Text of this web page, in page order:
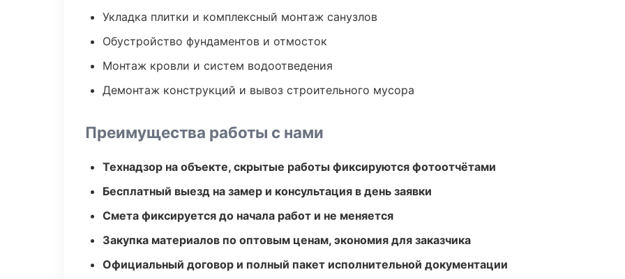
Укладка плитки и комплексный монтаж санузлов
Обустройство фундаментов и отмосток
Монтаж кровли и систем водоотведения
Демонтаж конструкций и вывоз строительного мусора
Преимущества работы с нами
Технадзор на объекте, скрытые работы фиксируются фотоотчётами
Бесплатный выезд на замер и консультация в день заявки
Смета фиксируется до начала работ и не меняется
Закупка материалов по оптовым ценам, экономия для заказчика
Официальный договор и полный пакет исполнительной документации